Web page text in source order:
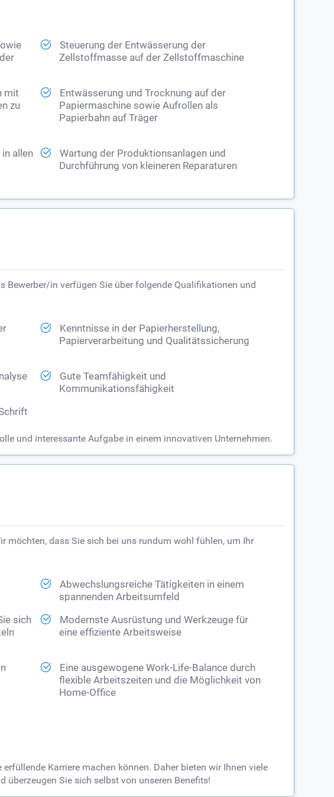
Steuerung der Entwässerung der
Zellstoffmasse auf der Zellstoffmaschine
mit
zu
Entwässerung und Trocknung auf der
Papiermaschine sowie Aufrollen als
Papierbahn auf Träger
allen
Wartung der Produktionsanlagen und
Durchführung von kleineren Reparaturen
in verfügen Sie über folgende Qualifikationen und
Kenntnisse in der Papierherstellung,
Papierverarbeitung und Qualitätssicherung
Gute Teamfähigkeit und
Kommunikationsfähigkeit
und interessante Aufgabe in einem innovativen Unternehmen.
möchten, dass Sie sich bei uns rundum wohl fühlen, um Ihr
Abwechslungsreiche Tätigkeiten in einem
spannenden Arbeitsumfeld
sich
Modernste Ausrüstung und Werkzeuge für
eine effiziente Arbeitsweise
Eine ausgewogene Work-Life-Balance durch
flexible Arbeitszeiten und die Möglichkeit von
Home-Office
Karriere machen können. Daher bieten wir Ihnen viele
überzeugen Sie sich selbst von unseren Benefits!